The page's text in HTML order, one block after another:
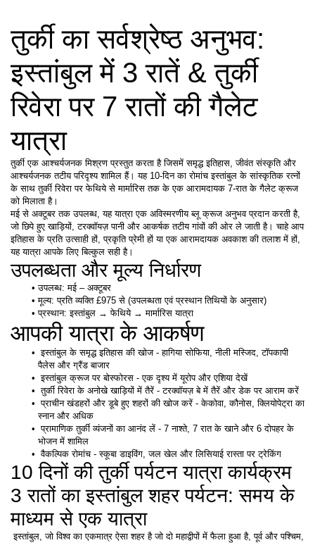
तुर्की का सर्वश्रेष्ठ अनुभव:
इस्तांबुल में 3 रातें & तुर्की
रिवेरा पर 7 रातों की गैलेट
यात्रा
तुर्की एक आश्चर्यजनक मिश्रण प्रस्तुत करता है जिसमें समृद्ध इतिहास, जीवंत संस्कृति और
आश्चर्यजनक तटीय परिदृश्य शामिल हैं। यह 10-दिन का रोमांच इस्तांबुल के सांस्कृतिक रत्नों
के साथ तुर्की रिवेरा पर फेथिये से मार्मारिस तक के एक आरामदायक 7-रात के गैलेट क्रूज
को मिलाता है।
मई से अक्टूबर तक उपलब्ध, यह यात्रा एक अविस्मरणीय ब्लू क्रूज अनुभव प्रदान करती है,
जो छिपे हुए खाड़ियों, टरक्वॉयज़ पानी और आकर्षक तटीय गांवों की ओर ले जाती है। चाहे आप
इतिहास के प्रति उत्साही हों, प्रकृति प्रेमी हों या एक आरामदायक अवकाश की तलाश में हों,
यह यात्रा आपके लिए बिल्कुल सही है।
उपलब्धता और मूल्य निर्धारण
उपलब्ध: मई – अक्टूबर
मूल्य: प्रति व्यक्ति £975 से (उपलब्धता एवं प्रस्थान तिथियों के अनुसार)
प्रस्थान: इस्तांबुल → फेथिये → मार्मारिस यात्रा
आपकी यात्रा के आकर्षण
इस्तांबुल के समृद्ध इतिहास की खोज - हागिया सोफिया, नीली मस्जिद, टॉपकापी
पैलेस और ग्रैंड बाजार
इस्तांबुल क्रूज पर बोस्फोरस - एक दृश्य में यूरोप और एशिया देखें
तुर्की रिवेरा के अनोखे खाड़ियों में तैरें - टरक्वॉयज़ बे में तैरें और डेक पर आराम करें
प्राचीन खंडहरों और डूबे हुए शहरों की खोज करें - केकोवा, कौनोस, क्लियोपेट्रा का
स्नान और अधिक
प्रामाणिक तुर्की व्यंजनों का आनंद लें - 7 नाश्ते, 7 रात के खाने और 6 दोपहर के
भोजन में शामिल
वैकल्पिक रोमांच - स्कूबा डाइविंग, जल खेल और लिसियाई रास्ता पर ट्रेकिंग
10 दिनों की तुर्की पर्यटन यात्रा कार्यक्रम
3 रातों का इस्तांबुल शहर पर्यटन: समय के
माध्यम से एक यात्रा
इस्तांबुल, जो विश्व का एकमात्र ऐसा शहर है जो दो महाद्वीपों में फैला हुआ है, पूर्व और पश्चिम,